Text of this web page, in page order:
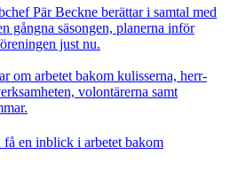
Pär Beckne berättar i samtal med
gångna säsongen, planerna inför
just nu.
om arbetet bakom kulisserna, herr-
volontärerna samt
en inblick i arbetet bakom